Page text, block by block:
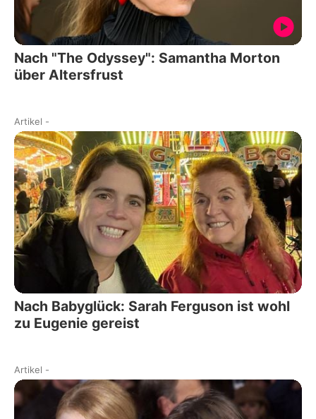
Nach "The Odyssey": Samantha Morton
über Altersfrust
Artikel -
Nach Babyglück: Sarah Ferguson ist wohl
zu Eugenie gereist
Artikel -